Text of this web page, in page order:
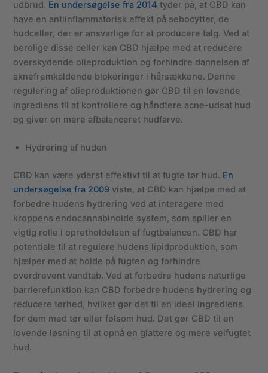
udbrud. En undersøgelse fra 2014 tyder på, at CBD kan
have en antiinflammatorisk effekt på sebocytter, de
hudceller, der er ansvarlige for at producere talg. Ved at
berolige disse celler kan CBD hjælpe med at reducere
overskydende olieproduktion og forhindre dannelsen af
aknefremkaldende blokeringer i hårsækkene. Denne
regulering af olieproduktionen gør CBD til en lovende
ingrediens til at kontrollere og håndtere acne-udsat hud
og giver en mere afbalanceret hudfarve.
Hydrering af huden
CBD kan være yderst effektivt til at fugte tør hud. En
undersøgelse fra 2009 viste, at CBD kan hjælpe med at
forbedre hudens hydrering ved at interagere med
kroppens endocannabinoide system, som spiller en
vigtig rolle i opretholdelsen af fugtbalancen. CBD har
potentiale til at regulere hudens lipidproduktion, som
hjælper med at holde på fugten og forhindre
overdrevent vandtab. Ved at forbedre hudens naturlige
barrierefunktion kan CBD forbedre hudens hydrering og
reducere tørhed, hvilket gør det til en ideel ingrediens
for dem med tør eller følsom hud. Det gør CBD til en
lovende løsning til at opnå en glattere og mere velfugtet
hud.